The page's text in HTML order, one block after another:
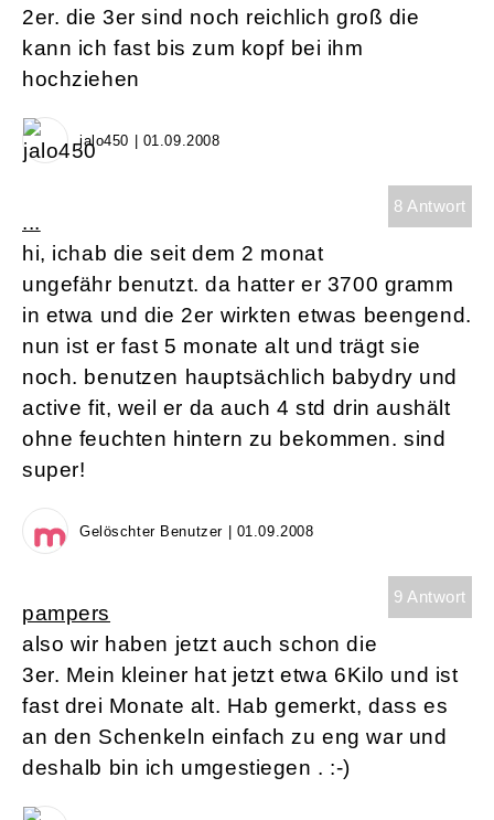
2er. die 3er sind noch reichlich groß die
kann ich fast bis zum kopf bei ihm
hochziehen
jalo450 | 01.09.2008
8 Antwort
...
hi, ichab die seit dem 2 monat
ungefähr benutzt. da hatter er 3700 gramm
in etwa und die 2er wirkten etwas beengend.
nun ist er fast 5 monate alt und trägt sie
noch. benutzen hauptsächlich babydry und
active fit, weil er da auch 4 std drin aushält
ohne feuchten hintern zu bekommen. sind
super!
Gelöschter Benutzer | 01.09.2008
9 Antwort
pampers
also wir haben jetzt auch schon die
3er. Mein kleiner hat jetzt etwa 6Kilo und ist
fast drei Monate alt. Hab gemerkt, dass es
an den Schenkeln einfach zu eng war und
deshalb bin ich umgestiegen . :-)